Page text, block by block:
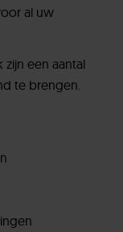
al uw
een aantal
te brengen.